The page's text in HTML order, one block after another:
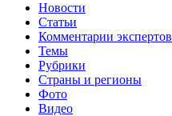
Новости
Статьи
Комментарии экспертов
Темы
Рубрики
Страны и регионы
Фото
Видео